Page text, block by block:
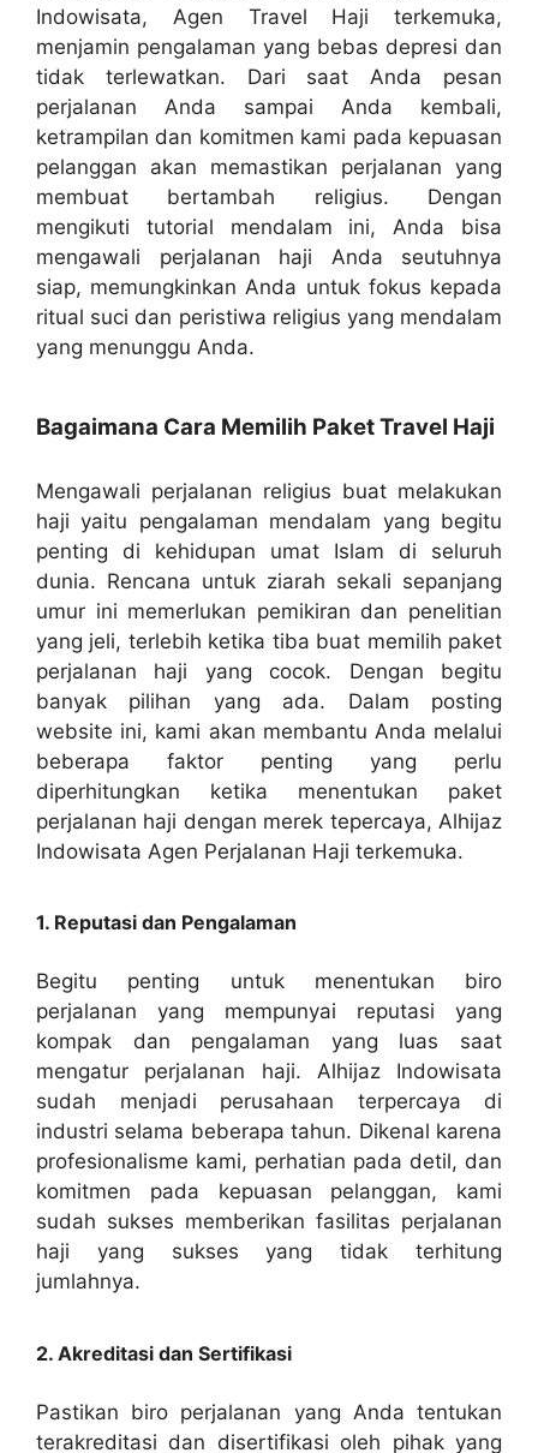
Indowisata, Agen Travel Haji terkemuka,
menjamin pengalaman yang bebas depresi dan
tidak terlewatkan. Dari saat Anda pesan
perjalanan Anda sampai Anda kembali,
ketrampilan dan komitmen kami pada kepuasan
pelanggan akan memastikan perjalanan yang
membuat bertambah religius. Dengan
mengikuti tutorial mendalam ini, Anda bisa
mengawali perjalanan haji Anda seutuhnya
siap, memungkinkan Anda untuk fokus kepada
ritual suci dan peristiwa religius yang mendalam
yang menunggu Anda.
Bagaimana Cara Memilih Paket Travel Haji
Mengawali perjalanan religius buat melakukan
haji yaitu pengalaman mendalam yang begitu
penting di kehidupan umat Islam di seluruh
dunia. Rencana untuk ziarah sekali sepanjang
umur ini memerlukan pemikiran dan penelitian
yang jeli, terlebih ketika tiba buat memilih paket
perjalanan haji yang cocok. Dengan begitu
banyak pilihan yang ada. Dalam posting
website ini, kami akan membantu Anda melalui
beberapa faktor penting yang perlu
diperhitungkan ketika menentukan paket
perjalanan haji dengan merek tepercaya, Alhijaz
Indowisata Agen Perjalanan Haji terkemuka.
1. Reputasi dan Pengalaman
Begitu penting untuk menentukan biro
perjalanan yang mempunyai reputasi yang
kompak dan pengalaman yang luas saat
mengatur perjalanan haji. Alhijaz Indowisata
sudah menjadi perusahaan terpercaya di
industri selama beberapa tahun. Dikenal karena
profesionalisme kami, perhatian pada detil, dan
komitmen pada kepuasan pelanggan, kami
sudah sukses memberikan fasilitas perjalanan
haji yang sukses yang tidak terhitung
jumlahnya.
2. Akreditasi dan Sertifikasi
Pastikan biro perjalanan yang Anda tentukan
terakreditasi dan disertifikasi oleh pihak yang